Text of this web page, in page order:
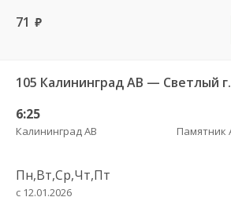
71 руб.
105 Калининград АВ — Светлый г.
6:25
Калининград АВ
Пн,Вт,Ср,Чт,Пт
с 12.01.2026